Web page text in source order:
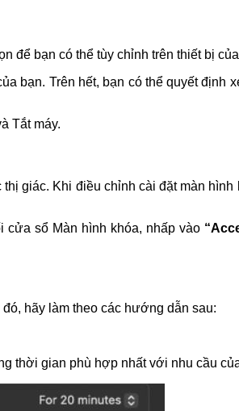
để bạn có thể tùy chỉnh trên thiết bị
bạn. Trên hết, bạn có thể quyết định
Tắt máy.
giác. Khi điều chỉnh cài đặt màn hình
cửa sổ Màn hình khóa, nhấp vào
hãy làm theo các hướng dẫn sau:
thời gian phù hợp nhất với nhu cầu